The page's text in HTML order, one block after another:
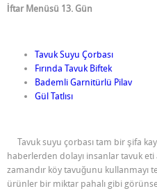
İftar Menüsü 13. Gün
Tavuk Suyu Çorbası
Fırında Tavuk Biftek
Bademli Garnitürlü Pilav
Gül Tatlısı
Tavuk suyu çorbası tam bir şifa
haberlerden dolayı insanlar tavuk
zamandır köy tavuğunu kullanmayı
ürünler bir miktar pahalı gibi